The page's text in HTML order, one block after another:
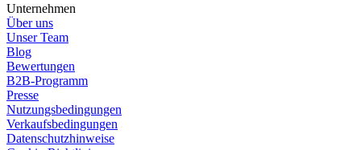
Unternehmen
Über uns
Unser Team
Blog
Bewertungen
B2B-Programm
Presse
Nutzungsbedingungen
Verkaufsbedingungen
Datenschutzhinweise